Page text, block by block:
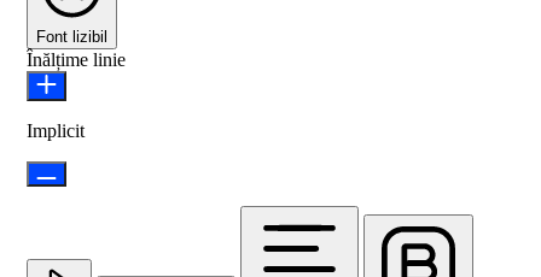
Font lizibil
Înălțime linie
Implicit